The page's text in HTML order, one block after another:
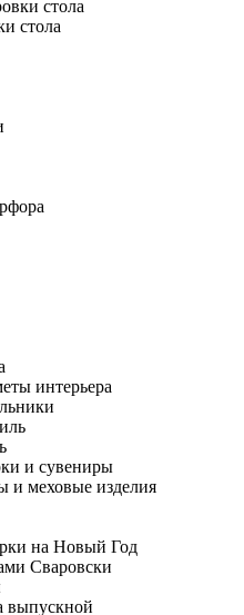
стола
стола
интерьера
и сувениры
и меховые изделия
на Новый Год
Сваровски
выпускной